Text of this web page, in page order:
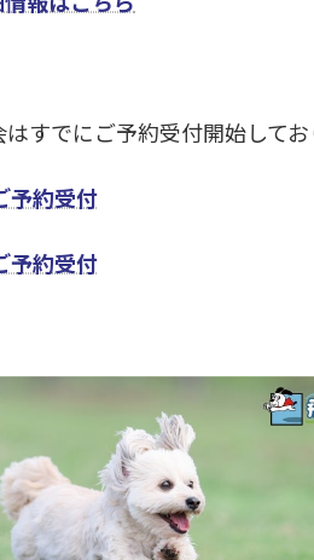
はすでにご予約受付開始して
予約受付
予約受付